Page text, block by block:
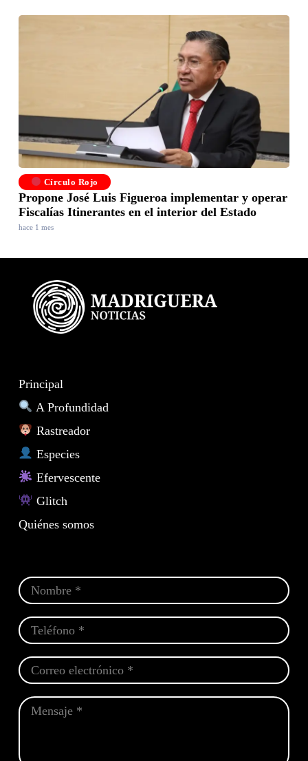
Círculo Rojo
Propone José Luis Figueroa implementar y operar
Fiscalías Itinerantes en el interior del Estado
hace 1 mes
Principal
A Profundidad
Rastreador
Especies
Efervescente
Glitch
Quiénes somos